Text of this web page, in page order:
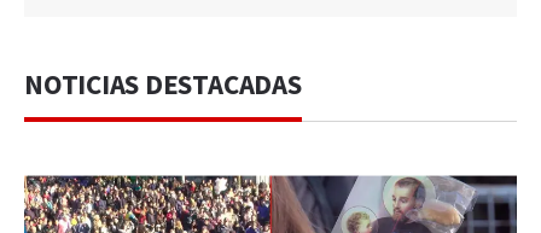
NOTICIAS DESTACADAS